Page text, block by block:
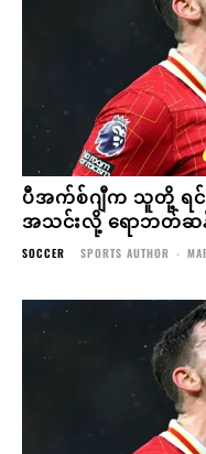
ပီအက်စ်ဂျီက သူတို့ ရင်
အသင်းလို့ ရောဘတ်ဆ
SOCCER SPORTS AUTHOR -